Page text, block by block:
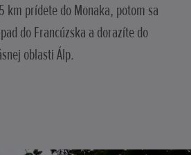
km prídete do Monaka, potom sa
do Francúzska a dorazíte do
oblasti Álp.